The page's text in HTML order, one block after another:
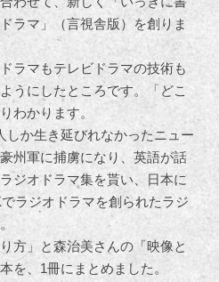
ラマ」（言視舎版）を創りま
ラマもテレビドラマの技術も
うにしたところです。「どこ
わかります。
しか生き延びれなかったニュー
州軍に捕虜になり、英語が話
ジオドラマ集を貰い、日本に
ラジオドラマを創られたラジ
方」と森治美さんの「映像と
を、1冊にまとめました。